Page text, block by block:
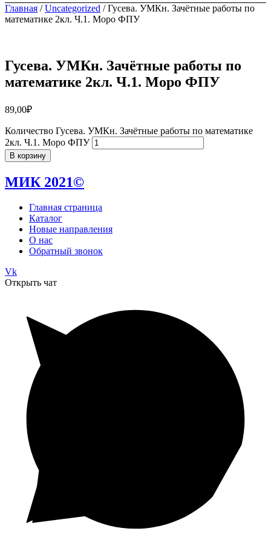
Главная /Uncategorized / Гусева. УМКн. Зачётные работы по
математике 2кл. Ч.1. Моро ФПУ
Гусева. УМКн. Зачётные работы по
математике 2кл. Ч.1. Моро ФПУ
89,00₽
Количество Гусева. УМКн. Зачётные работы по математике
2кл. Ч.1. Моро ФПУ
В корзину
МИК 2021©
Главная страница
Каталог
Новые направления
О нас
Обратный звонок
Vk
Открыть чат